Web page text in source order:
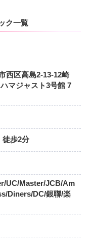
ク一覧
西区高島2-13-12崎
マジャスト3号館 7
徒歩2分
UC/Master/JCB/Am
Diners/DC/銀聯/楽